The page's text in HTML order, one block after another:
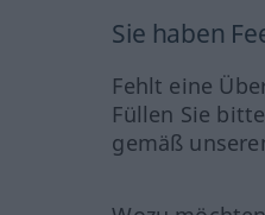
Sie haben
Fehlt eine
Füllen Sie
gemäß